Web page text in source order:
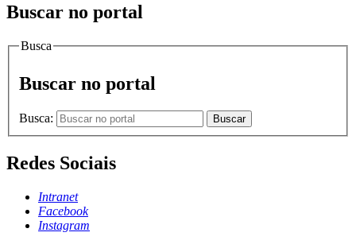
Buscar no portal
Busca
Buscar no portal
Busca: Buscar
Redes Sociais
Intranet
Facebook
Instagram